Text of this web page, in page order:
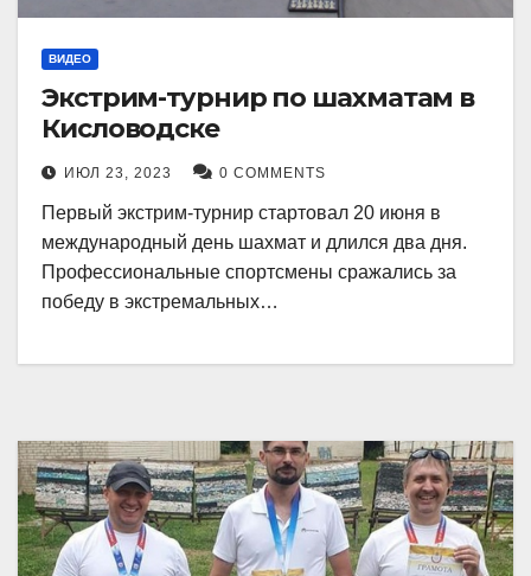
ВИДЕО
Экстрим-турнир по шахматам в
Кисловодске
ИЮЛ 23, 2023 0 COMMENTS
Первый экстрим-турнир стартовал 20 июня в
международный день шахмат и длился два дня.
Профессиональные спортсмены сражались за
победу в экстремальных…